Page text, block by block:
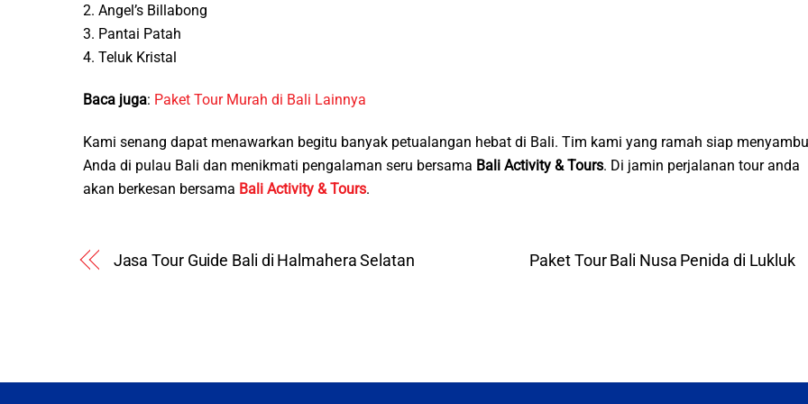
2. Angel’s Billabong
3. Pantai Patah
4. Teluk Kristal
Baca juga: Paket Tour Murah di Bali Lainnya
Kami senang dapat menawarkan begitu banyak petualangan hebat di Bali. Tim kami yang ramah siap
Anda di pulau Bali dan menikmati pengalaman seru bersama Bali Activity & Tours. Di jamin perjalanan tour anda
akan berkesan bersama Bali Activity & Tours.
Jasa Tour Guide Bali di Halmahera Selatan Paket Tour Bali Nusa Penida di Lukluk